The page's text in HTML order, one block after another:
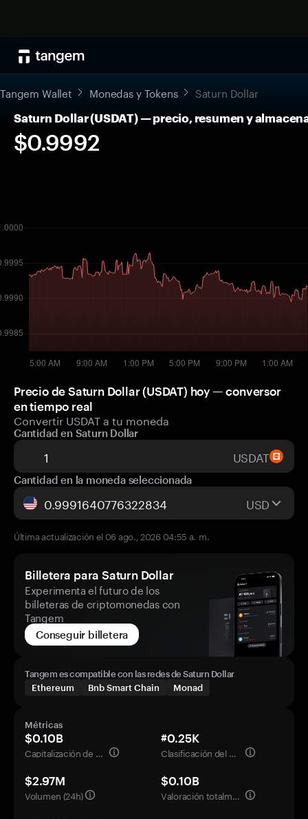
Tangem Wallet Monedas y Tokens Saturn Dollar
Saturn Dollar (USDAT) — precio, resumen y
$0.9992
Precio de Saturn Dollar (USDAT) hoy — conversor
en tiempo real
Convertir USDAT a tu moneda
Cantidad en Saturn Dollar
USDAT
Cantidad en la moneda seleccionada
USD
Última actualización el 06 ago., 2026 04:55 a. m.
Billetera para Saturn Dollar
Experimenta el futuro de los
billeteras de criptomonedas con
Tangem
Conseguir billetera
Tangem es compatible con las redes de Saturn Dollar
Ethereum
Bnb Smart Chain Monad
Métricas
$0.10B
Capitalización de mercado
#0.25K
Clasificación del mercado
$2.97M
Volumen (24h)
$0.10B
Valoración totalmente diluida